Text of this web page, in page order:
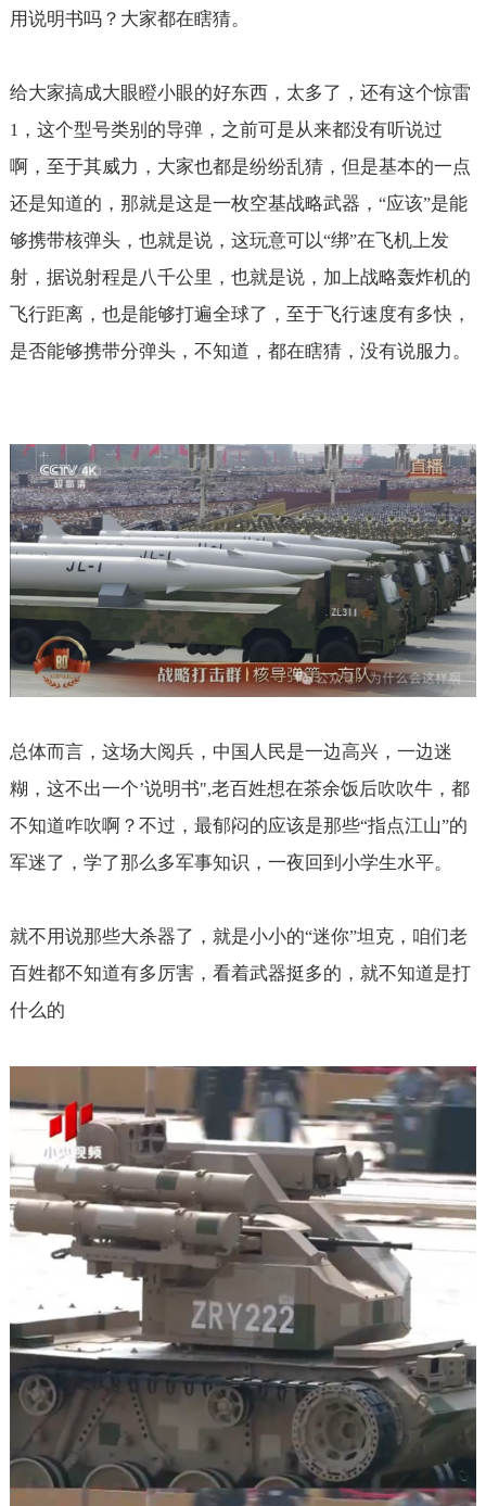
用说明书吗？大家都在瞎猜。
给大家搞成大眼瞪小眼的好东西，太多了，还有这个惊雷
1 ，这个型号类别的导弹，之前可是从来都没有听说过
啊，至于其威力，大家也都是纷纷乱猜，但是基本的一点
还是知道的，那就是这是一枚空基战略武器， “应该”是能
够携带核弹头，也就是说，这玩意可以“绑”在飞机上发
射，据说射程是八千公里，也就是说，加上战略轰炸机的
飞行距离，也是能够打遍全球了，至于飞行速度有多快，
是否能够携带分弹头，不知道，都在瞎猜，没有说服力。
总体而言，这场大阅兵，中国人民是一边高兴，一边迷
糊，这不出一个’说明书",老百姓想在茶余饭后吹吹牛，都
不知道咋吹啊？不过，最郁闷的应该是那些“指点江山”的
军迷了，学了那么多军事知识，一夜回到小学生水平。
就不用说那些大杀器了，就是小小的“迷你”坦克，咱们老
百姓都不知道有多厉害，看着武器挺多的，就不知道是打
什么的